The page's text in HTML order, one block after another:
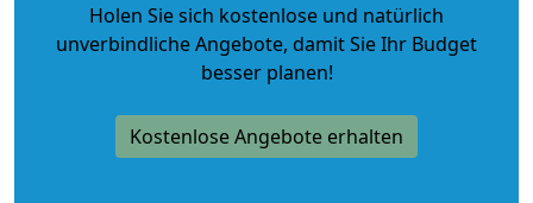
Holen Sie sich kostenlose und natürlich
unverbindliche Angebote, damit Sie Ihr Budget
besser planen!
Kostenlose Angebote erhalten